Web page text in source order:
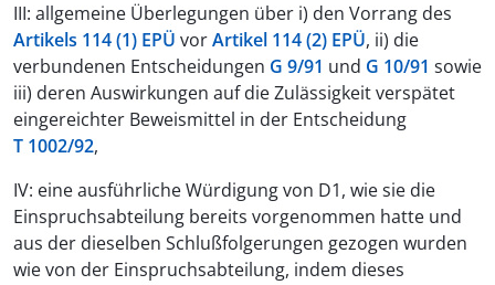
III: allgemeine Überlegungen über i) den Vorrang des
Artikels 114 (1) EPÜ vorArtikel 114 (2) EPÜ, ii) die
verbundenen Entscheidungen G 9/91 und G 10/91 sowie
iii) deren Auswirkungen auf die Zulässigkeit verspätet
eingereichter Beweismittel in der Entscheidung
T 1002/92,
IV: eine ausführliche Würdigung von D1, wie sie die
Einspruchsabteilung bereits vorgenommen hatte und
aus der dieselben Schlußfolgerungen gezogen wurden
wie von der Einspruchsabteilung, indem dieses